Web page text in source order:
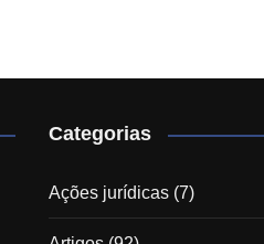
Categorias
Ações jurídicas (7)